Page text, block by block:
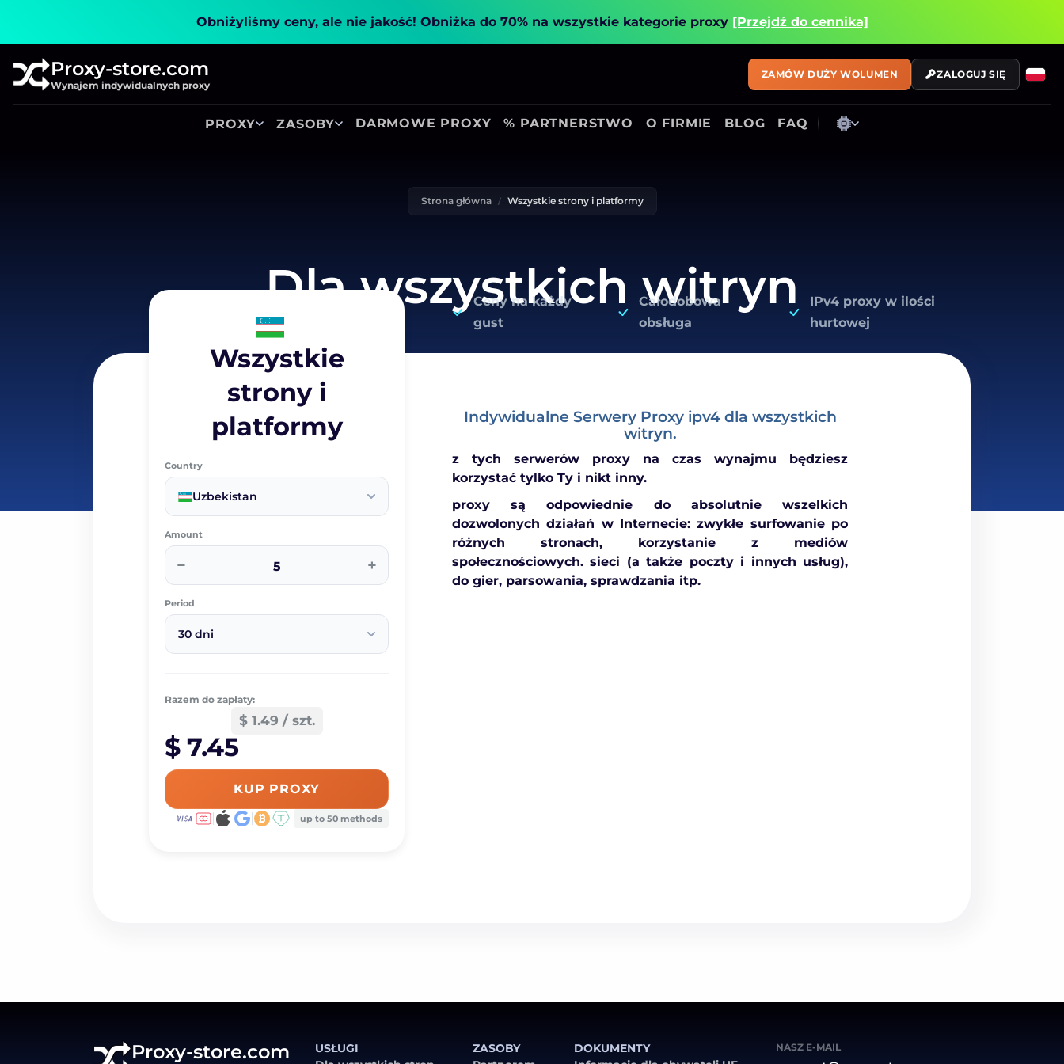
Obniżyliśmy ceny, ale nie jakość! Obniżka do 70% na wszystkie kategorie proxy [Przejdź do cennika]
Proxy-store.com
Wynajem indywidualnych proxy
PROXY ZASOBY DARMOWE PROXY % PARTNERSTWO O FIRMIE BLOG FAQ
ZAMÓW DUŻY WOLUMEN ZALOGUJ SIĘ
Strona główna Wszystkie strony i platformy
Dla wszystkich witryn
Ceny na każdy
gust
Całodobowa
obsługa
IPv4 proxy w ilości
hurtowej
Wszystkie
strony i
platformy
Country
Uzbekistan
Amount
− +
Period
30 dni
Razem do zapłaty:
$ 1.49 / szt.
$ 7.45
KUP PROXY
up to 50 methods
Indywidualne Serwery Proxy ipv4 dla wszystkich
witryn.
z tych serwerów proxy na czas wynajmu będziesz
korzystać tylko Ty i nikt inny.
proxy są odpowiednie do absolutnie wszelkich
dozwolonych działań w Internecie: zwykłe surfowanie po
różnych stronach, korzystanie z mediów
społecznościowych. sieci (a także poczty i innych usług),
do gier, parsowania, sprawdzania itp.
Proxy-store.com
USŁUGI
ZASOBY
DOKUMENTY
NASZ E-MAIL